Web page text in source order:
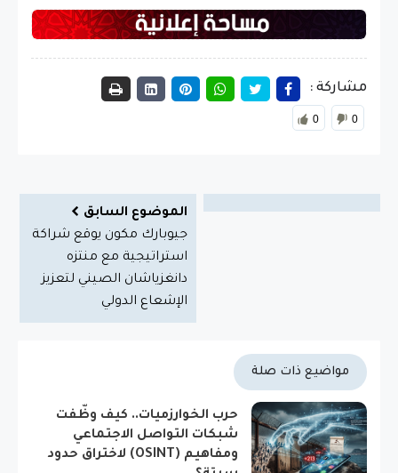
مشاركة :
0 0
الموضوع السابق
جيوبارك مكون يوقع شراكة
استراتيجية مع منتزه
دانغزياشان الصيني لتعزيز
الإشعاع الدولي
مواضيع ذات صلة
حرب الخوارزميات.. كيف وظّفت
شبكات التواصل الاجتماعي
ومفاهيم (OSINT) لاختراق حدود